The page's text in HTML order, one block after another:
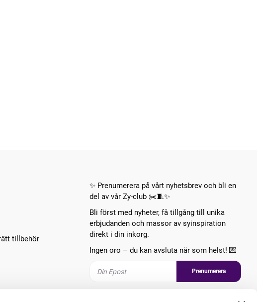
tillbehör
✨ Prenumerera på vårt nyhetsbrev och bli en
del av vår Zy-club ✂️🧵✨
Bli först med nyheter, få tillgång till unika
erbjudanden och massor av syinspiration
direkt i din inkorg.
Ingen oro – du kan avsluta när som helst! 💌
Prenumerera